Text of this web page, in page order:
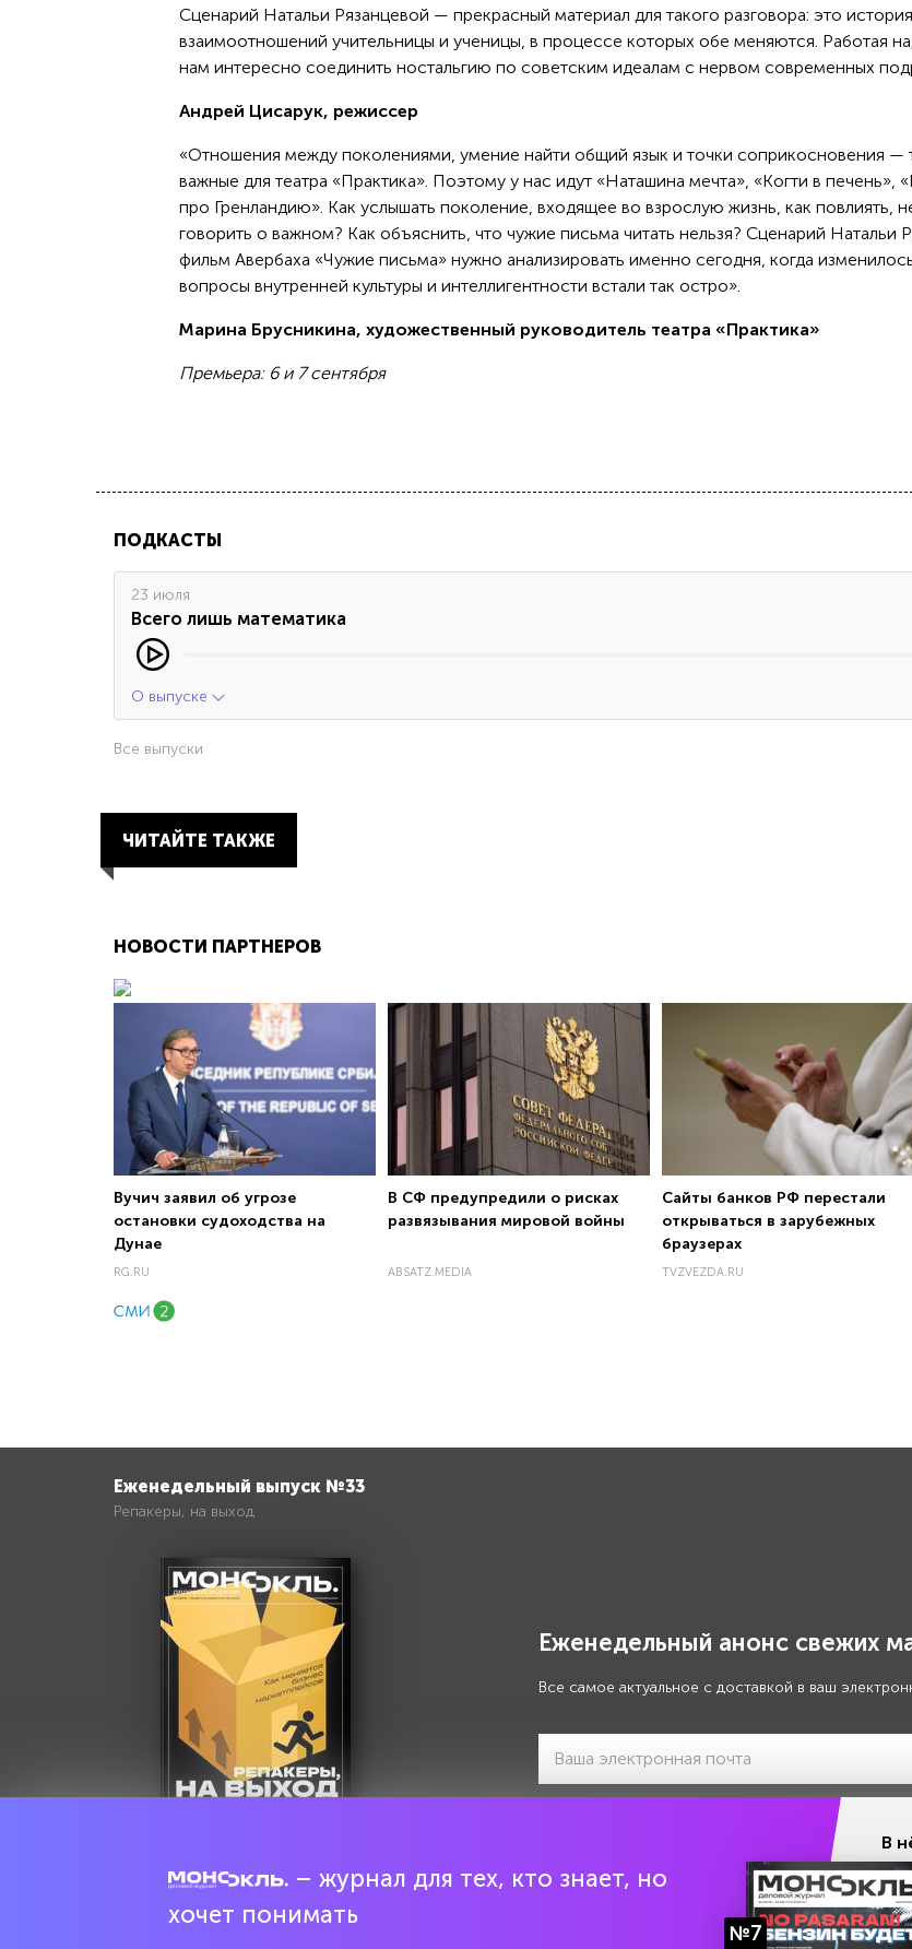
Сценарий Натальи Рязанцевой — прекрасный материал для такого разговора: это история
взаимоотношений учительницы и ученицы, в процессе которых обе меняются. Работая
нам интересно соединить ностальгию по советским идеалам с нервом современных
Андрей Цисарук, режиссер
«Отношения между поколениями, умение найти общий язык и точки соприкосновения —
важные для театра «Практика». Поэтому у нас идут «Наташина мечта», «Когти в печень»,
про Гренландию». Как услышать поколение, входящее во взрослую жизнь, как повлиять,
говорить о важном? Как объяснить, что чужие письма читать нельзя? Сценарий Натальи
фильм Авербаха «Чужие письма» нужно анализировать именно сегодня, когда
вопросы внутренней культуры и интеллигентности встали так остро».
Марина Брусникина, художественный руководитель театра «Практика»
Премьера: 6 и 7 сентября
ПОДКАСТЫ
23 июля
Всего лишь математика
О выпуске
Все выпуски
ЧИТАЙТЕ ТАКЖЕ
НОВОСТИ ПАРТНЕРОВ
Вучич заявил об угрозе
остановки судоходства на
Дунае
RG.RU
В СФ предупредили о рисках
развязывания мировой войны
ABSATZ.MEDIA
Сайты банков РФ перестали
открываться в зарубежных
браузерах
TVZVEZDA.RU
Еженедельный выпуск №33
Репакеры, на выход
Попробовать бесплатно
Еженедельный анонс свежих
Все самое актуальное с доставкой в ваш
согласие на обработку моих
– журнал для тех, кто знает, но
хочет понимать
В
№7